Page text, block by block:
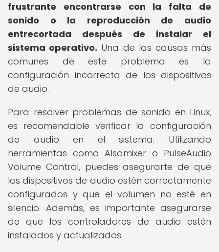
frustrante encontrarse con la falta de
sonido o la reproducción de audio
entrecortada después de instalar el
sistema operativo. Una de las causas más
comunes de este problema es la
configuración incorrecta de los dispositivos
de audio.
Para resolver problemas de sonido en Linux,
es recomendable verificar la configuración
de audio en el sistema. Utilizando
herramientas como Alsamixer o PulseAudio
Volume Control, puedes asegurarte de que
los dispositivos de audio estén correctamente
configurados y que el volumen no esté en
silencio. Además, es importante asegurarse
de que los controladores de audio estén
instalados y actualizados.